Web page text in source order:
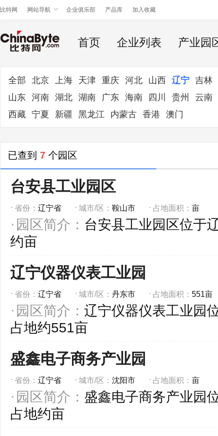
比特网 网站导航 企业俱乐部 产品库 加入收藏
首页 企业列表 产业园
全部 北京 上海 天津 重庆 河北 山西 辽宁 吉林
山东 河南 湖北 湖南 广东 海南 四川 贵州
云南
西藏 宁夏 新疆 黑龙江 内蒙古 香港 澳门
已查到 7 个园区
台安县工业园区
省份： 辽宁省 城市/区： 鞍山市 占地面积： 亩
园区简介： 台安县工业园区位于
约亩
辽宁仪器仪表工业园
省份： 辽宁省 城市/区： 丹东市 占地面积： 551亩
园区简介： 辽宁仪器仪表工业园
占地约551亩
盛鑫电子商务产业园
省份： 辽宁省 城市/区： 沈阳市 占地面积： 亩
园区简介： 盛鑫电子商务产业园
占地约亩